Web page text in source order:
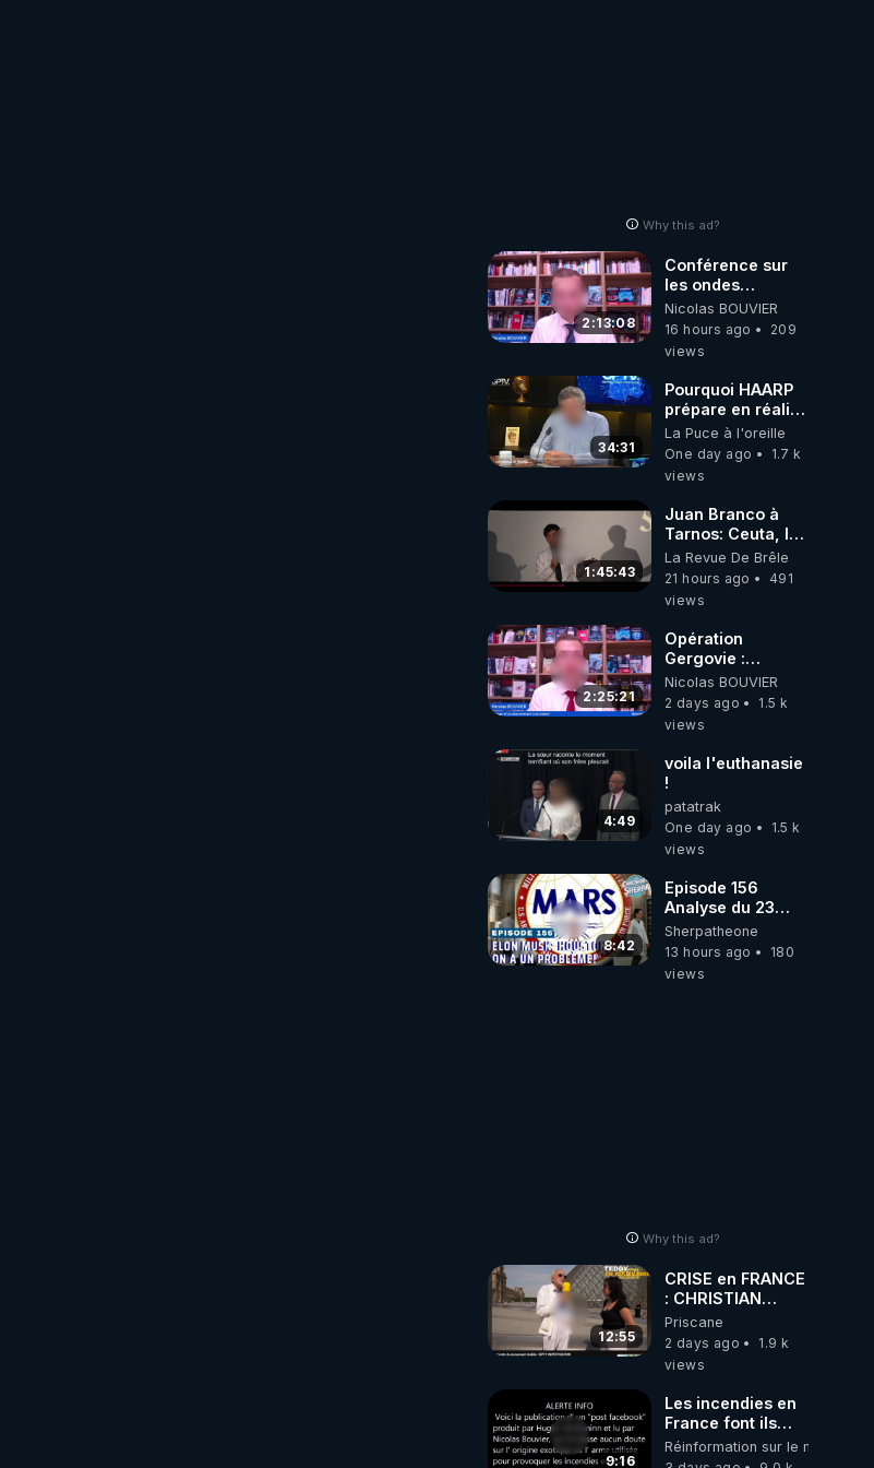
Why this ad?
2:13:08
Conférence sur
les ondes
électromagnétiques
par Grégoire
Caustru et Bart de
Nicolas BOUVIER
16 hours ago
209
views
34:31
Pourquoi HAARP
prépare en réalité
un CHAOS
climatique, on
répond
La Puce à l'oreille
One day ago
1.7 k
views
1:45:43
Juan Branco à
Tarnos: Ceuta, le
narcotrafic et le
pouvoir en France
La Revue De Brêle
21 hours ago
491
views
2:25:21
Opération
Gergovie :
‪@38resistancegauloise‬
‪@MarionSigautOfficiel‬
‪@gladysriifard5710‬
Nicolas BOUVIER
2 days ago
1.5 k
views
4:49
voila l'euthanasie
!
patatrak
One day ago
1.5 k
views
8:42
Episode 156
Analyse du 23
février 2025 Elon
Musk : Houston ,
on a un problème
Sherpatheone
13 hours ago
180
views
Why this ad?
12:55
CRISE en FRANCE
: CHRISTIAN
COTTEN FAIT une
étrange
découverte
Priscane
2 days ago
1.9 k
views
9:16
Les incendies en
France font ils
partie d' un plan
qui aurait débuté
Réinformation sur le monde